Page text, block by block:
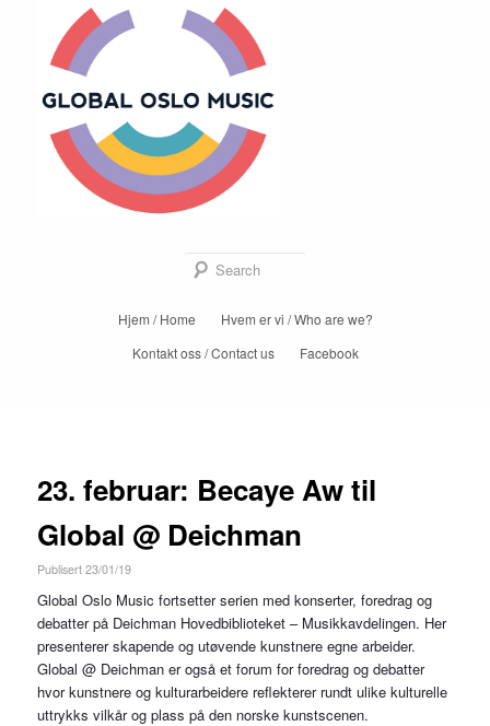
Global Oslo
Music
Skip
to
Hjem / Home
Hvem er vi / Who are we?
Kontakt oss / Contact us
Facebook
23. februar: Becaye Aw til
Global @ Deichman
Publisert 23/01/19
Global Oslo Music fortsetter serien med konserter, foredrag og
debatter på Deichman Hovedbiblioteket – Musikkavdelingen. Her
presenterer skapende og utøvende kunstnere egne arbeider.
Global @ Deichman er også et forum for foredrag og debatter
hvor kunstnere og kulturarbeidere reflekterer rundt ulike kulturelle
uttrykks vilkår og plass på den norske kunstscenen.